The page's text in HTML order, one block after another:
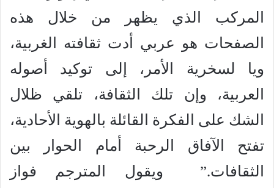
المركب الذي يظهر من خلال هذه
الصفحات هو عربي أدت ثقافته الغربية،
ويا لسخرية الأمر، إلى توكيد أصوله
العربية، وإن تلك الثقافة، تلقي ظلال
الشك على الفكرة القائلة بالهوية الأحادية،
تفتح الآفاق الرحبة أمام الحوار بين
الثقافات.” ويقول المترجم فواز